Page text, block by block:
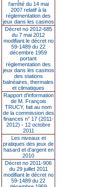
l'arrêté du 14 mai
2007 relatif à la
réglementation des
jeux dans les casinos
Décret no 2012-685
du 7 mai 2012
modifiant le décret no
59-1489 du 22
décembre 1959
portant
réglementation des
jeux dans les casinos
des stations
balnéaires, thermales
et climatiques
Rapport d'information
de M. François
TRUCY, fait au nom
de la commission des
finances n° 17 (2011-
2012) - 12 octobre
2011
Les niveaux et
pratiques des jeux de
hasard et d’argent en
2010
Décret no 2011-906
du 29 juillet 2011
modifiant le décret no
59-1489 du 22